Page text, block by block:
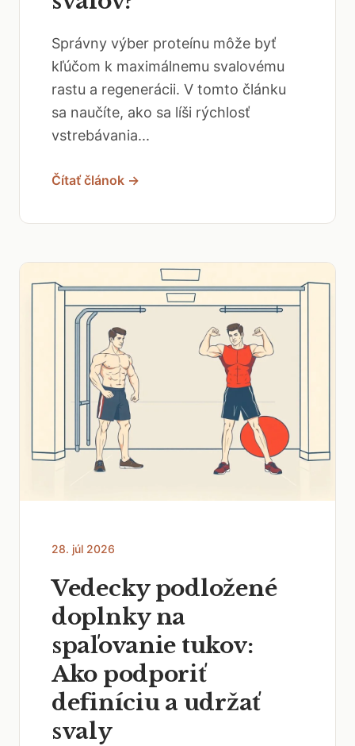
Správny výber proteínu môže byť
kľúčom k maximálnemu svalovému
rastu a regenerácii. V tomto článku
sa naučíte, ako sa líši rýchlosť
vstrebávania...
Čítať článok →
28. júl 2026
Vedecky podložené
doplnky na
spaľovanie tukov:
Ako podporiť
definíciu a udržať
svaly